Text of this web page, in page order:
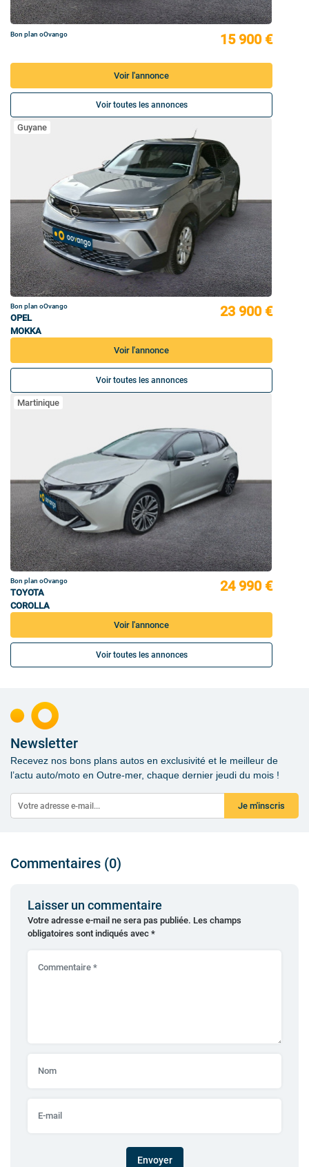
Bon plan oOvango 15 900 €
Voir l'annonce
Voir toutes les annonces
Guyane
Bon plan oOvango
OPEL
MOKKA
23 900 €
Voir l'annonce
Voir toutes les annonces
Martinique
Bon plan oOvango
TOYOTA
COROLLA
24 990 €
Voir l'annonce
Voir toutes les annonces
Newsletter
Recevez nos bons plans autos en exclusivité et le meilleur de
l’actu auto/moto en Outre-mer, chaque dernier jeudi du mois !
Je m'inscris
Commentaires (0)
Laisser un commentaire
Votre adresse e-mail ne sera pas publiée. Les champs
obligatoires sont indiqués avec *
Envoyer